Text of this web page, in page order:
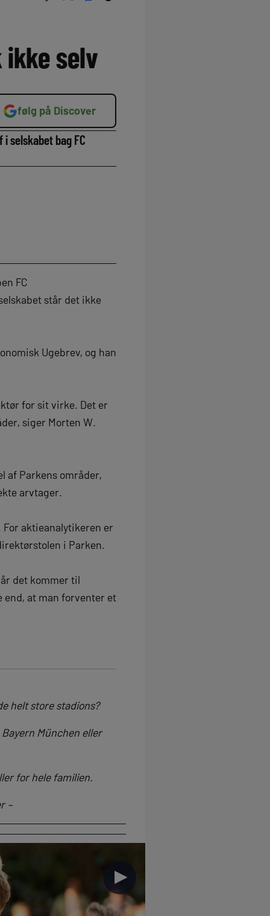
selv
følg på Discover
selskabet bag FC
FC
står det ikke
Ugebrev, og han
for sit virke. Det er
siger Morten W.
af Parkens områder,
arvtager.
aktieanalytikeren er
i Parken.
det kommer til
end, at man forventer et
helt store stadions?
München eller
for hele familien.
–
►